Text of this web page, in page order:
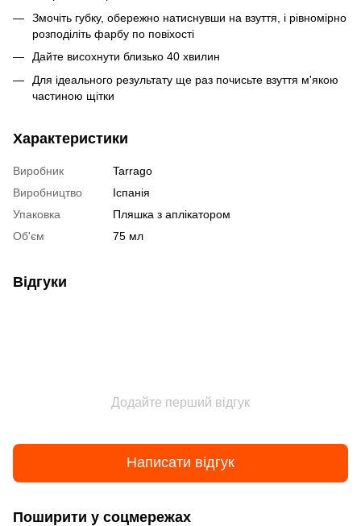
Змочіть губку, обережно натиснувши на взуття, і рівномірно
розподіліть фарбу по повіхості
Дайте висохнути близько 40 хвилин
Для ідеального результату ще раз почисьте взуття м'якою
частиною щітки
Характеристики
Виробник
Tarrago
Виробництво
Іспанія
Упаковка
Пляшка з аплікатором
Об'єм
75 мл
Відгуки
Додайте перший відгук
Написати відгук
Поширити у соцмережах